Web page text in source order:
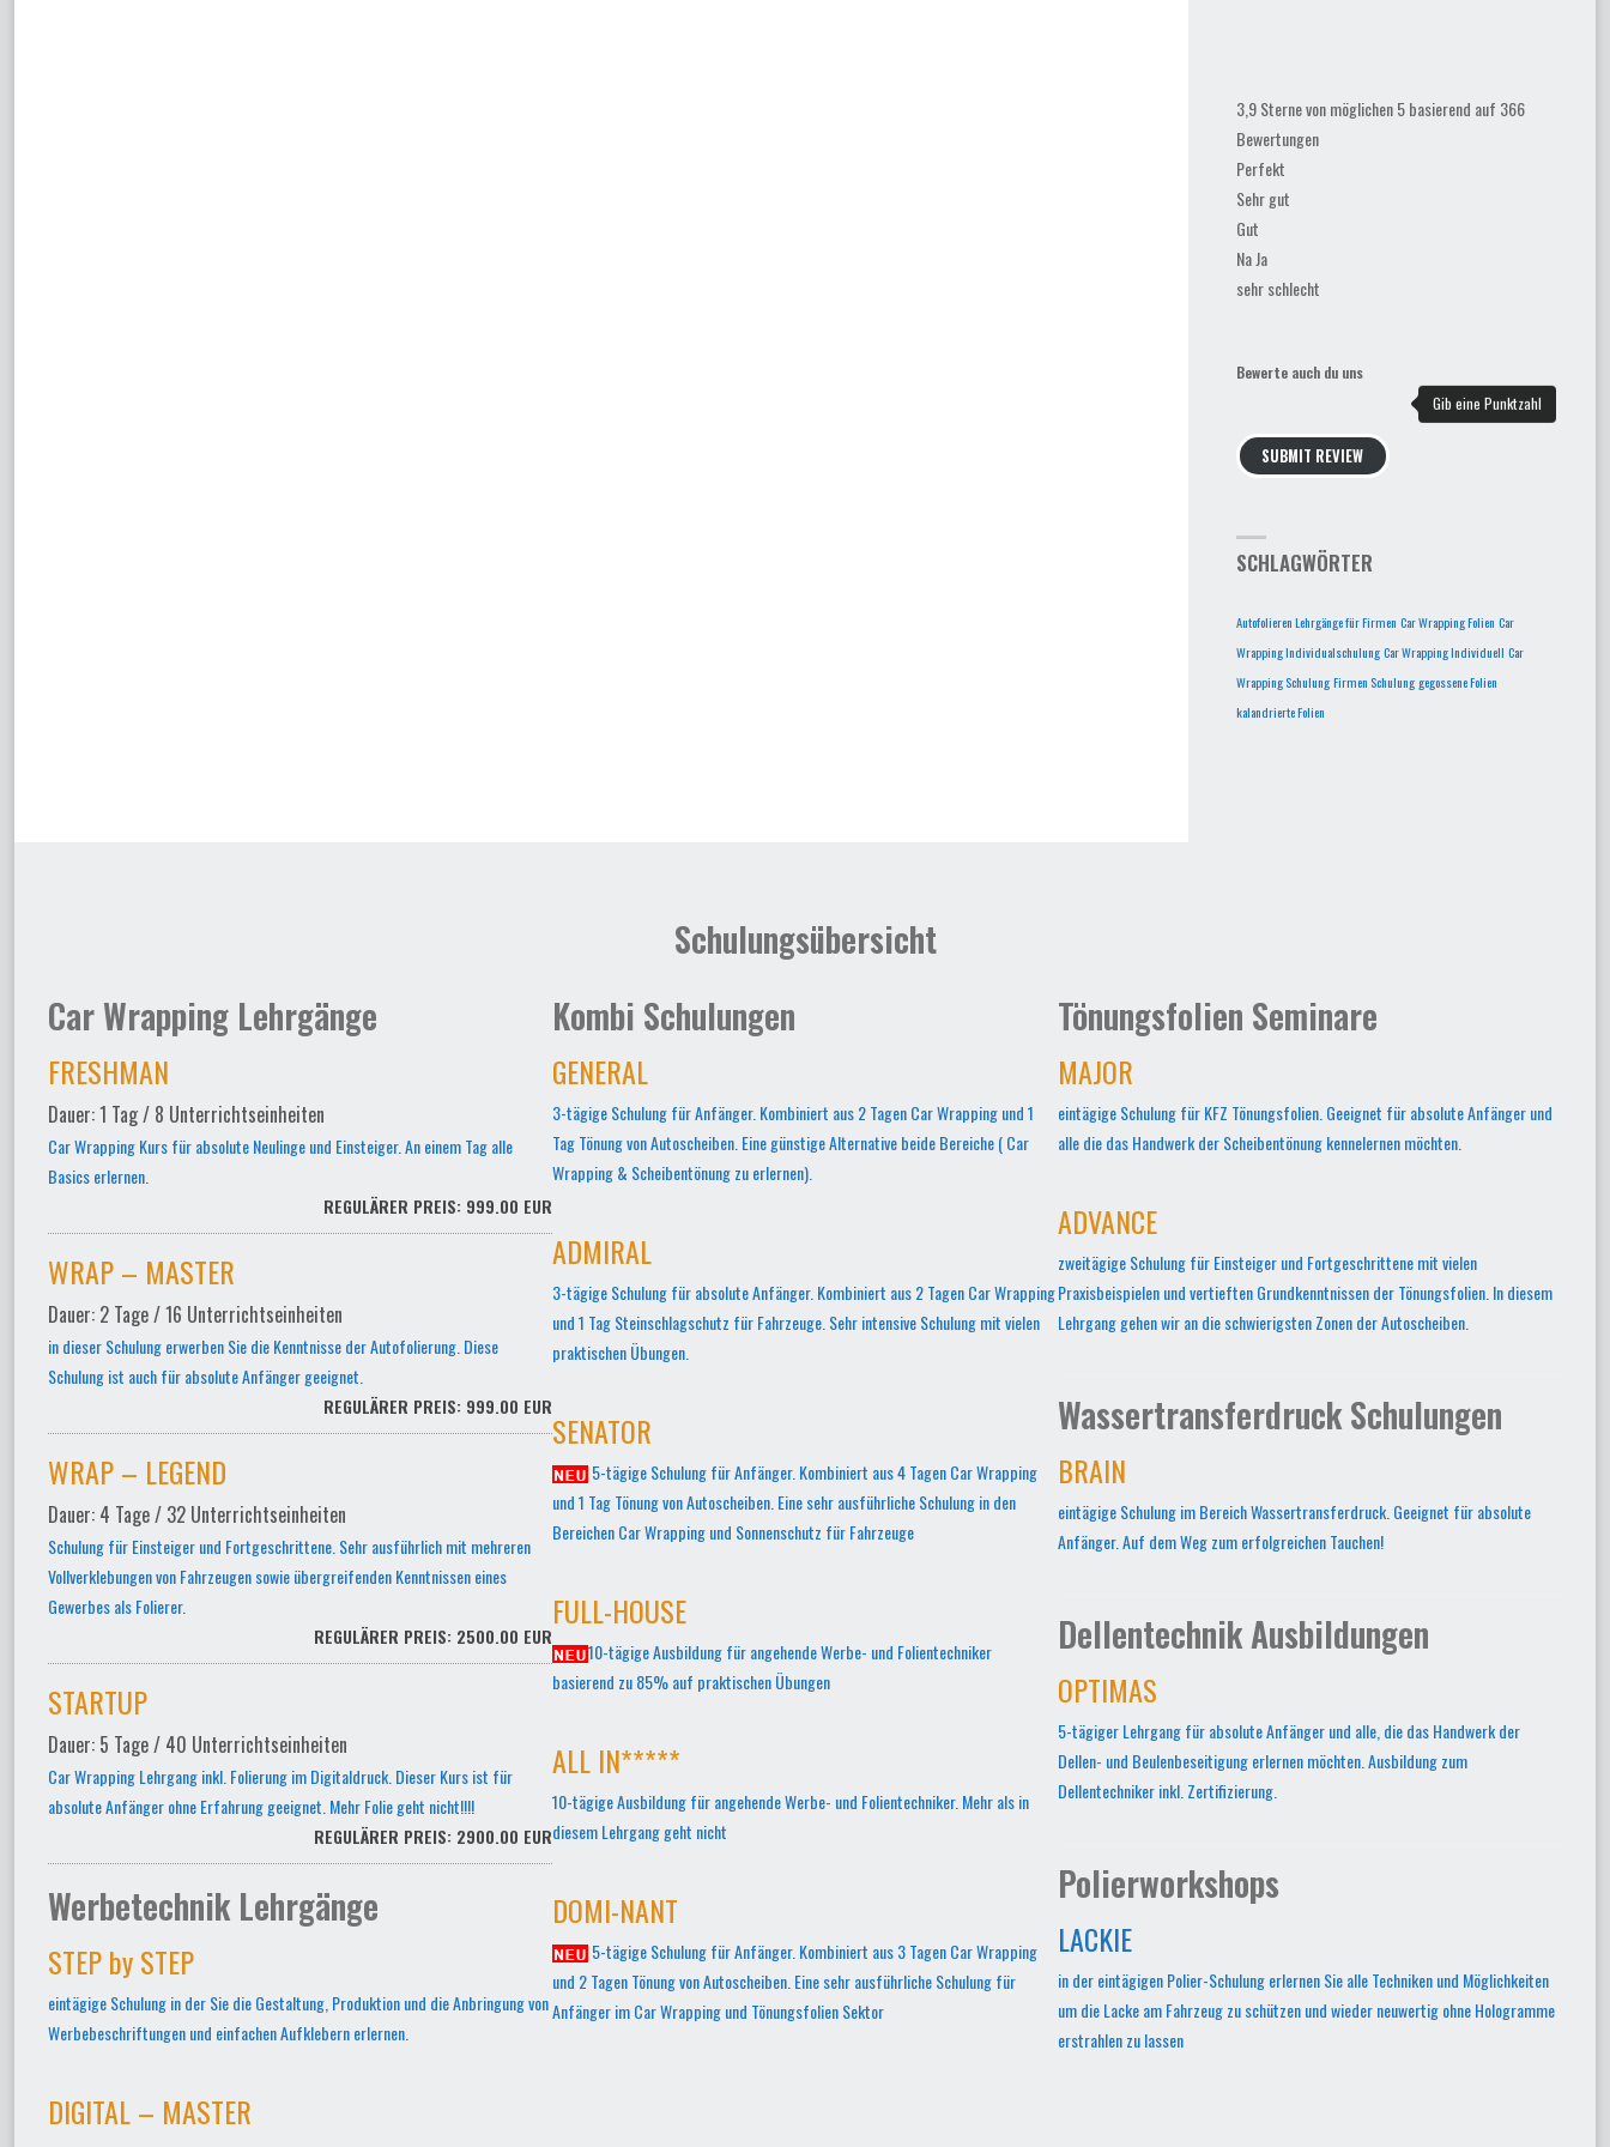
3,9 Sterne von möglichen 5 basierend auf 366
Bewertungen
Perfekt
Sehr gut
Gut
Na Ja
sehr schlecht
Bewerte auch du uns
SUBMIT REVIEW
SCHLAGWÖRTER
Autofolieren Lehrgänge für Firmen Car Wrapping Folien Car
Wrapping Individualschulung Car Wrapping Individuell Car
Wrapping Schulung Firmen Schulung gegossene Folien
kalandrierte Folien
Schulungsübersicht
Car Wrapping Lehrgänge
FRESHMAN
Dauer: 1 Tag / 8 Unterrichtseinheiten
Car Wrapping Kurs für absolute Neulinge und Einsteiger. An einem Tag alle
Basics erlernen.
REGULÄRER PREIS: 999.00 EUR
WRAP – MASTER
Dauer: 2 Tage / 16 Unterrichtseinheiten
in dieser Schulung erwerben Sie die Kenntnisse der Autofolierung. Diese
Schulung ist auch für absolute Anfänger geeignet.
REGULÄRER PREIS: 999.00 EUR
WRAP – LEGEND
Dauer: 4 Tage / 32 Unterrichtseinheiten
Schulung für Einsteiger und Fortgeschrittene. Sehr ausführlich mit mehreren
Vollverklebungen von Fahrzeugen sowie übergreifenden Kenntnissen eines
Gewerbes als Folierer.
REGULÄRER PREIS: 2500.00 EUR
STARTUP
Dauer: 5 Tage / 40 Unterrichtseinheiten
Car Wrapping Lehrgang inkl. Folierung im Digitaldruck. Dieser Kurs ist für
absolute Anfänger ohne Erfahrung geeignet. Mehr Folie geht nicht!!!!
REGULÄRER PREIS: 2900.00 EUR
Werbetechnik Lehrgänge
STEP by STEP
eintägige Schulung in der Sie die Gestaltung, Produktion und die Anbringung von
Werbebeschriftungen und einfachen Aufklebern erlernen.
DIGITAL – MASTER
Kombi Schulungen
GENERAL
3-tägige Schulung für Anfänger. Kombiniert aus 2 Tagen Car Wrapping und 1
Tag Tönung von Autoscheiben. Eine günstige Alternative beide Bereiche ( Car
Wrapping & Scheibentönung zu erlernen).
ADMIRAL
3-tägige Schulung für absolute Anfänger. Kombiniert aus 2 Tagen Car Wrapping
und 1 Tag Steinschlagschutz für Fahrzeuge. Sehr intensive Schulung mit vielen
praktischen Übungen.
SENATOR
5-tägige Schulung für Anfänger. Kombiniert aus 4 Tagen Car Wrapping
und 1 Tag Tönung von Autoscheiben. Eine sehr ausführliche Schulung in den
Bereichen Car Wrapping und Sonnenschutz für Fahrzeuge
FULL-HOUSE
10-tägige Ausbildung für angehende Werbe- und Folientechniker
basierend zu 85% auf praktischen Übungen
ALL IN*****
10-tägige Ausbildung für angehende Werbe- und Folientechniker. Mehr als in
diesem Lehrgang geht nicht
DOMI-NANT
5-tägige Schulung für Anfänger. Kombiniert aus 3 Tagen Car Wrapping
und 2 Tagen Tönung von Autoscheiben. Eine sehr ausführliche Schulung für
Anfänger im Car Wrapping und Tönungsfolien Sektor
Tönungsfolien Seminare
MAJOR
eintägige Schulung für KFZ Tönungsfolien. Geeignet für absolute Anfänger und
alle die das Handwerk der Scheibentönung kennelernen möchten.
ADVANCE
zweitägige Schulung für Einsteiger und Fortgeschrittene mit vielen
Praxisbeispielen und vertieften Grundkenntnissen der Tönungsfolien. In diesem
Lehrgang gehen wir an die schwierigsten Zonen der Autoscheiben.
Wassertransferdruck Schulungen
BRAIN
eintägige Schulung im Bereich Wassertransferdruck. Geeignet für absolute
Anfänger. Auf dem Weg zum erfolgreichen Tauchen!
Dellentechnik Ausbildungen
OPTIMAS
5-tägiger Lehrgang für absolute Anfänger und alle, die das Handwerk der
Dellen- und Beulenbeseitigung erlernen möchten. Ausbildung zum
Dellentechniker inkl. Zertifizierung.
Polierworkshops
LACKIE
in der eintägigen Polier-Schulung erlernen Sie alle Techniken und Möglichkeiten
um die Lacke am Fahrzeug zu schützen und wieder neuwertig ohne Hologramme
erstrahlen zu lassen